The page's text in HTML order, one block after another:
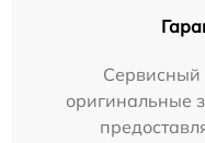
Сервисный
оригинальные